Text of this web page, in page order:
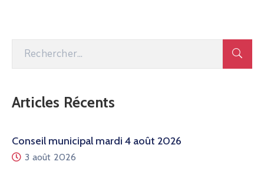
Articles Récents
Conseil municipal mardi 4 août 2026
3 août 2026